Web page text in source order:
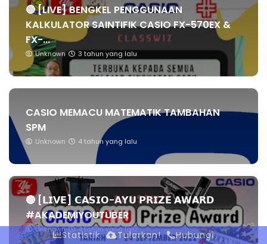
🔴 [LIVE] BENGKEL PENGGUNAAN
KALKULATOR SAINTIFIK CASIO FX-570EX &
FX-...
Unknown 3 tahun yang lalu
CASIO MEMACU MATEMATIK TAMBAHAN
SPM
Unknown 4 tahun yang lalu
🔴 [𝗟𝗜𝗩𝗘] 𝗖𝗔𝗦𝗜𝗢-𝗔𝗬𝗨 𝗣𝗥𝗜𝗭𝗘 𝗔𝗪𝗔𝗥𝗗
#AKADEMIYOUTUBER
Unknown 4 tahun yang lalu
Statistik Tularkan! Hubungi